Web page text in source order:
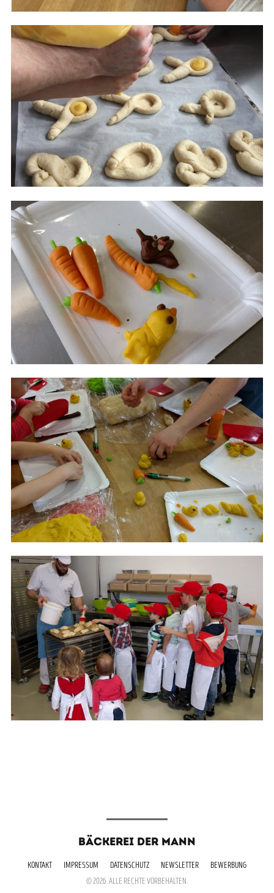
BÄCKEREI DER MANN
KONTAKT IMPRESSUM DATENSCHUTZ NEWSLETTER
BEWERBUNG
© 2026. ALLE RECHTE VORBEHALTEN.